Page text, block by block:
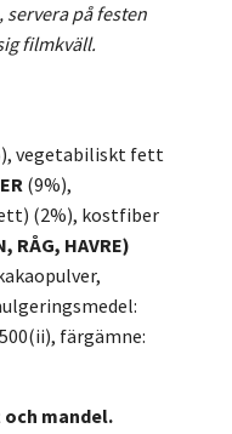
på festen
filmkväll.
vegetabiliskt fett
(9%),
(2%), kostfiber
RÅG, HAVRE)
färgämne:
mandel.